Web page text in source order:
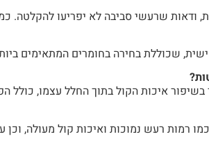
ודאות שרעשי סביבה לא יפריעו
שכוללת בחירה בחומרים המתאימים
איכות הקול בתוך החלל עצמו, כולל
רמות רעש נמוכות ואיכות קול מעולה, וכן